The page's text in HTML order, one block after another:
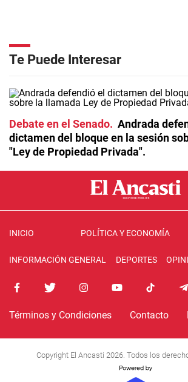
Te Puede Interesar
Debate en el Senado
Andrada
dictamen del bloque en la sesión
"Ley de Propiedad Privada".
INICIO POLÍTICA Y ECONOMÍA
INFORMACIÓN GENERAL DEPORTES
Términos y Condiciones Contacto
Copyright El Ancasti 2026. Todos los